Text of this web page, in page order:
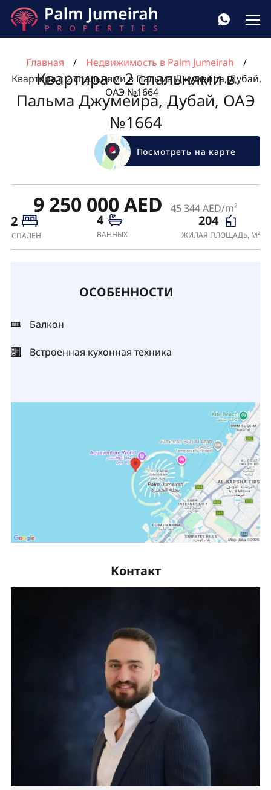
Главная
Недвижимость в Palm Jumeirah
Квартира с 2 спальнями в Пальма Джумейра, Дубай,
ОАЭ №1664
Квартира с 2 спальнями в
Пальма Джумейра, Дубай, ОАЭ
№1664
Посмотреть на карте
9 250 000 AED 45 344 AED/m²
2
СПАЛЕН
4
ВАННЫХ
204
ЖИЛАЯ ПЛОЩАДЬ, М²
ОСОБЕННОСТИ
Балкон
Встроенная кухонная техника
Контакт